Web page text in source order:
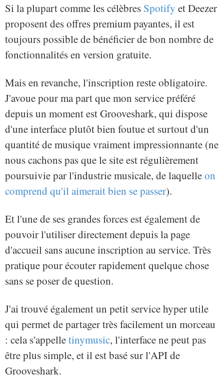
Si la plupart comme les célèbres Spotify et Deezer
proposent des offres premium payantes, il est
toujours possible de bénéficier de bon nombre de
fonctionnalités en version gratuite.
Mais en revanche, l'inscription reste obligatoire.
J'avoue pour ma part que mon service préféré
depuis un moment est Grooveshark, qui dispose
d'une interface plutôt bien foutue et surtout d'un
quantité de musique vraiment impressionnante (ne
nous cachons pas que le site est régulièrement
poursuivie par l'industrie musicale, de laquelleon
comprend qu'il aimerait bien se passer).
Et l'une de ses grandes forces est également de
pouvoir l'utiliser directement depuis la page
d'accueil sans aucune inscription au service. Très
pratique pour écouter rapidement quelque chose
sans se poser de question.
J'ai trouvé également un petit service hyper utile
qui permet de partager très facilement un morceau
: cela s'appelletinymusic, l'interface ne peut pas
être plus simple, et il est basé sur l'API de
Grooveshark.